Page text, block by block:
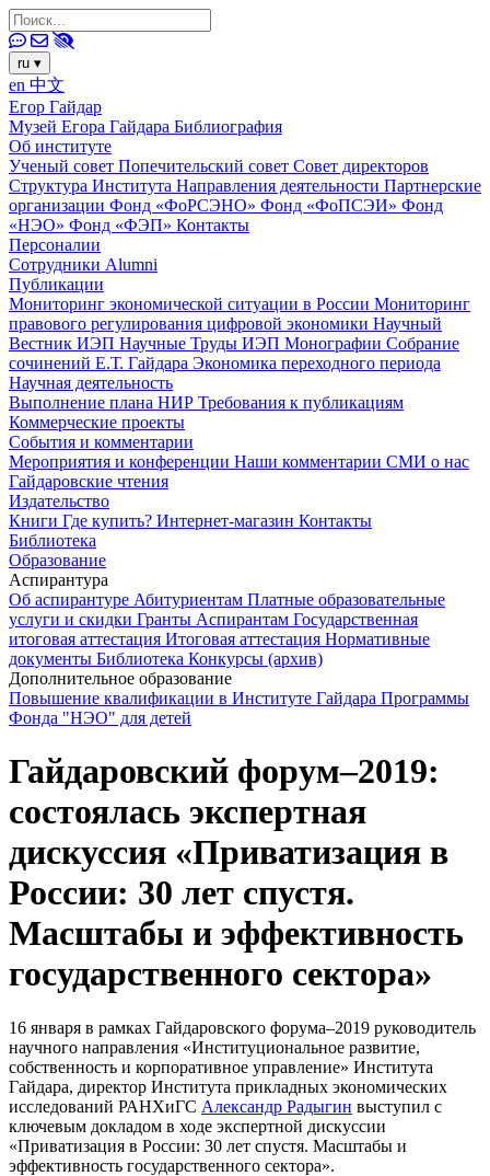
ru ▾
en 中文
Егор Гайдар
Музей Егора Гайдара Библиография
Об институте
Ученый совет Попечительский совет Совет директоров
Структура Института Направления деятельности Партнерские
организации Фонд «ФоРСЭНО» Фонд «ФоПСЭИ» Фонд
«НЭО» Фонд «ФЭП» Контакты
Персоналии
Сотрудники Alumni
Публикации
Мониторинг экономической ситуации в России Мониторинг
правового регулирования цифровой экономики Научный
Вестник ИЭП Научные Труды ИЭП Монографии Собрание
сочинений Е.Т. Гайдара Экономика переходного периода
Научная деятельность
Выполнение плана НИР Требования к публикациям
Коммерческие проекты
События и комментарии
Мероприятия и конференции Наши комментарии СМИ о нас
Гайдаровские чтения
Издательство
Книги Где купить? Интернет-магазин Контакты
Библиотека
Образование
Аспирантура
Об аспирантуре Абитуриентам Платные образовательные
услуги и скидки Гранты Аспирантам Государственная
итоговая аттестация Итоговая аттестация Нормативные
документы Библиотека Конкурсы (архив)
Дополнительное образование
Повышение квалификации в Институте Гайдара Программы
Фонда "НЭО" для детей
Гайдаровский форум–2019:
состоялась экспертная
дискуссия «Приватизация в
России: 30 лет спустя.
Масштабы и эффективность
государственного сектора»
16 января в рамках Гайдаровского форума–2019 руководитель
научного направления «Институциональное развитие,
собственность и корпоративное управление» Института
Гайдара, директор Института прикладных экономических
исследований РАНХиГС Александр Радыгин выступил с
ключевым докладом в ходе экспертной дискуссии
«Приватизация в России: 30 лет спустя. Масштабы и
эффективность государственного сектора».